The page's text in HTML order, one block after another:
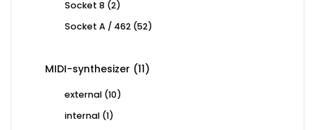
Socket 8 22
Socket A / 462 5252
MIDI-synthesizer 1111
external 1010
internal 11